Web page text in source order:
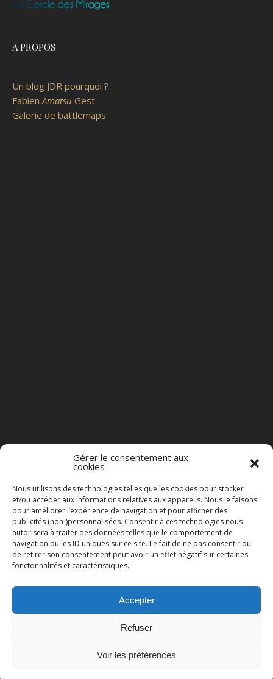
Gérer le consentement aux
cookies
Nous utilisons des technologies telles que les cookies pour stocker
et/ou accéder aux informations relatives aux appareils. Nous le faisons
pour améliorer l’expérience de navigation et pour afficher des
publicités (non-)personnalisées. Consentir à ces technologies nous
autorisera à traiter des données telles que le comportement de
navigation ou les ID uniques sur ce site. Le fait de ne pas consentir ou
de retirer son consentement peut avoir un effet négatif sur certaines
fonctonnalités et caractéristiques.
Accepter
Refuser
Voir les préférences
A PROPOS
Un blog JDR pourquoi ?
Fabien Amatsu Gest
Galerie de battlemaps
© 2023 BAD NEWS ON RADIO TOUS DROITS RÉSERVÉS.